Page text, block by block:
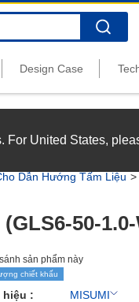
Search
For United States,
See more
Dẫn Hướng Tấm Liệu
50-1.0-
sản phẩm này
chiết khấu
hiệu : MISUMI